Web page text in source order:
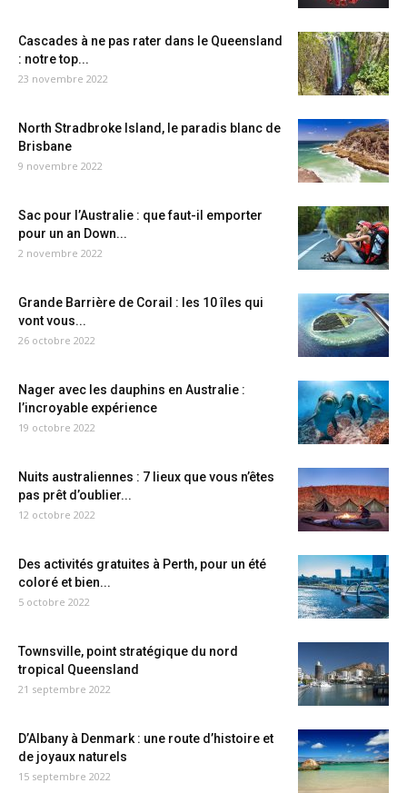
Cascades à ne pas rater dans le Queensland
: notre top...
23 novembre 2022
North Stradbroke Island, le paradis blanc de
Brisbane
9 novembre 2022
Sac pour l’Australie : que faut-il emporter
pour un an Down...
2 novembre 2022
Grande Barrière de Corail : les 10 îles qui
vont vous...
26 octobre 2022
Nager avec les dauphins en Australie :
l’incroyable expérience
19 octobre 2022
Nuits australiennes : 7 lieux que vous n’êtes
pas prêt d’oublier...
12 octobre 2022
Des activités gratuites à Perth, pour un été
coloré et bien...
5 octobre 2022
Townsville, point stratégique du nord
tropical Queensland
21 septembre 2022
D’Albany à Denmark : une route d’histoire et
de joyaux naturels
15 septembre 2022